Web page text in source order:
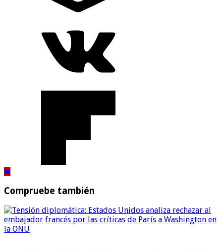
Compruebe también